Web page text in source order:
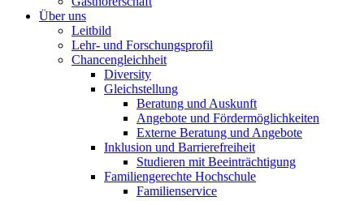
Über uns
Leitbild
Lehr- und Forschungsprofil
Chancengleichheit
Diversity
Gleichstellung
Beratung und Auskunft
Angebote und Fördermöglichkeiten
Externe Beratung und Angebote
Inklusion und Barrierefreiheit
Studieren mit Beeinträchtigung
Familiengerechte Hochschule
Familienservice